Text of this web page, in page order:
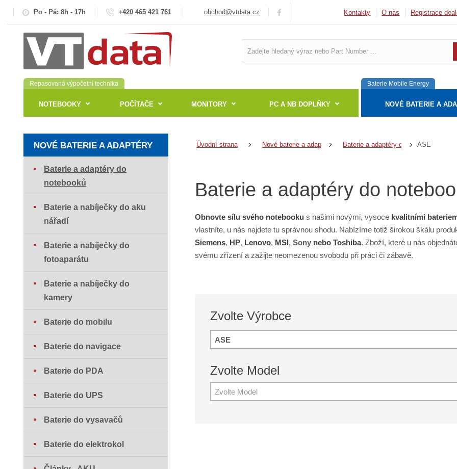
Po - Pá: 8h - 17h +420 465 421 761 obchod@vtdata.cz Kontakty O nás Registrace
Repasovaná výpočetní technika
NOTEBOOKY POČÍTAČE MONITORY PC A NB DOPLŇKY
Baterie Mobile Energy
NOVÉ BATERIE A
Úvodní strana Nové baterie a adaptéry Baterie a adaptéry do notebooků
ASE
Baterie a adaptéry do
Obnovte sílu svého notebooku s našimi novými, vysoce kvalitními
vlastníte, u nás najdete tu správnou shodu. Nabízíme totiž širokou škálu
Siemens, HP, Lenovo, MSI, Sony nebo Toshiba. Zboží, které u nás
svému zřízení a zažijte neomezenou svobodu při práci či zábavě.
Zvolte Výrobce
ASE
Zvolte Model
Zvolte Model
NOVÉ BATERIE A ADAPTÉRY
Baterie a adaptéry do
notebooků
Baterie a nabíječky do aku
nářadí
Baterie a nabíječky do
fotoaparátu
Baterie a nabíječky do
kamery
Baterie do mobilu
Baterie do navigace
Baterie do PDA
Baterie do UPS
Baterie do vysavačů
Baterie do elektrokol